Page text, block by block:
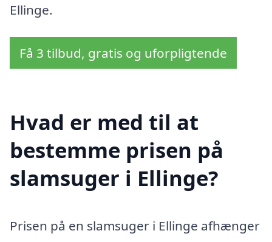
Ellinge.
Få 3 tilbud, gratis og uforpligtende
Hvad er med til at
bestemme prisen på
slamsuger i Ellinge?
Prisen på en slamsuger i Ellinge afhænger